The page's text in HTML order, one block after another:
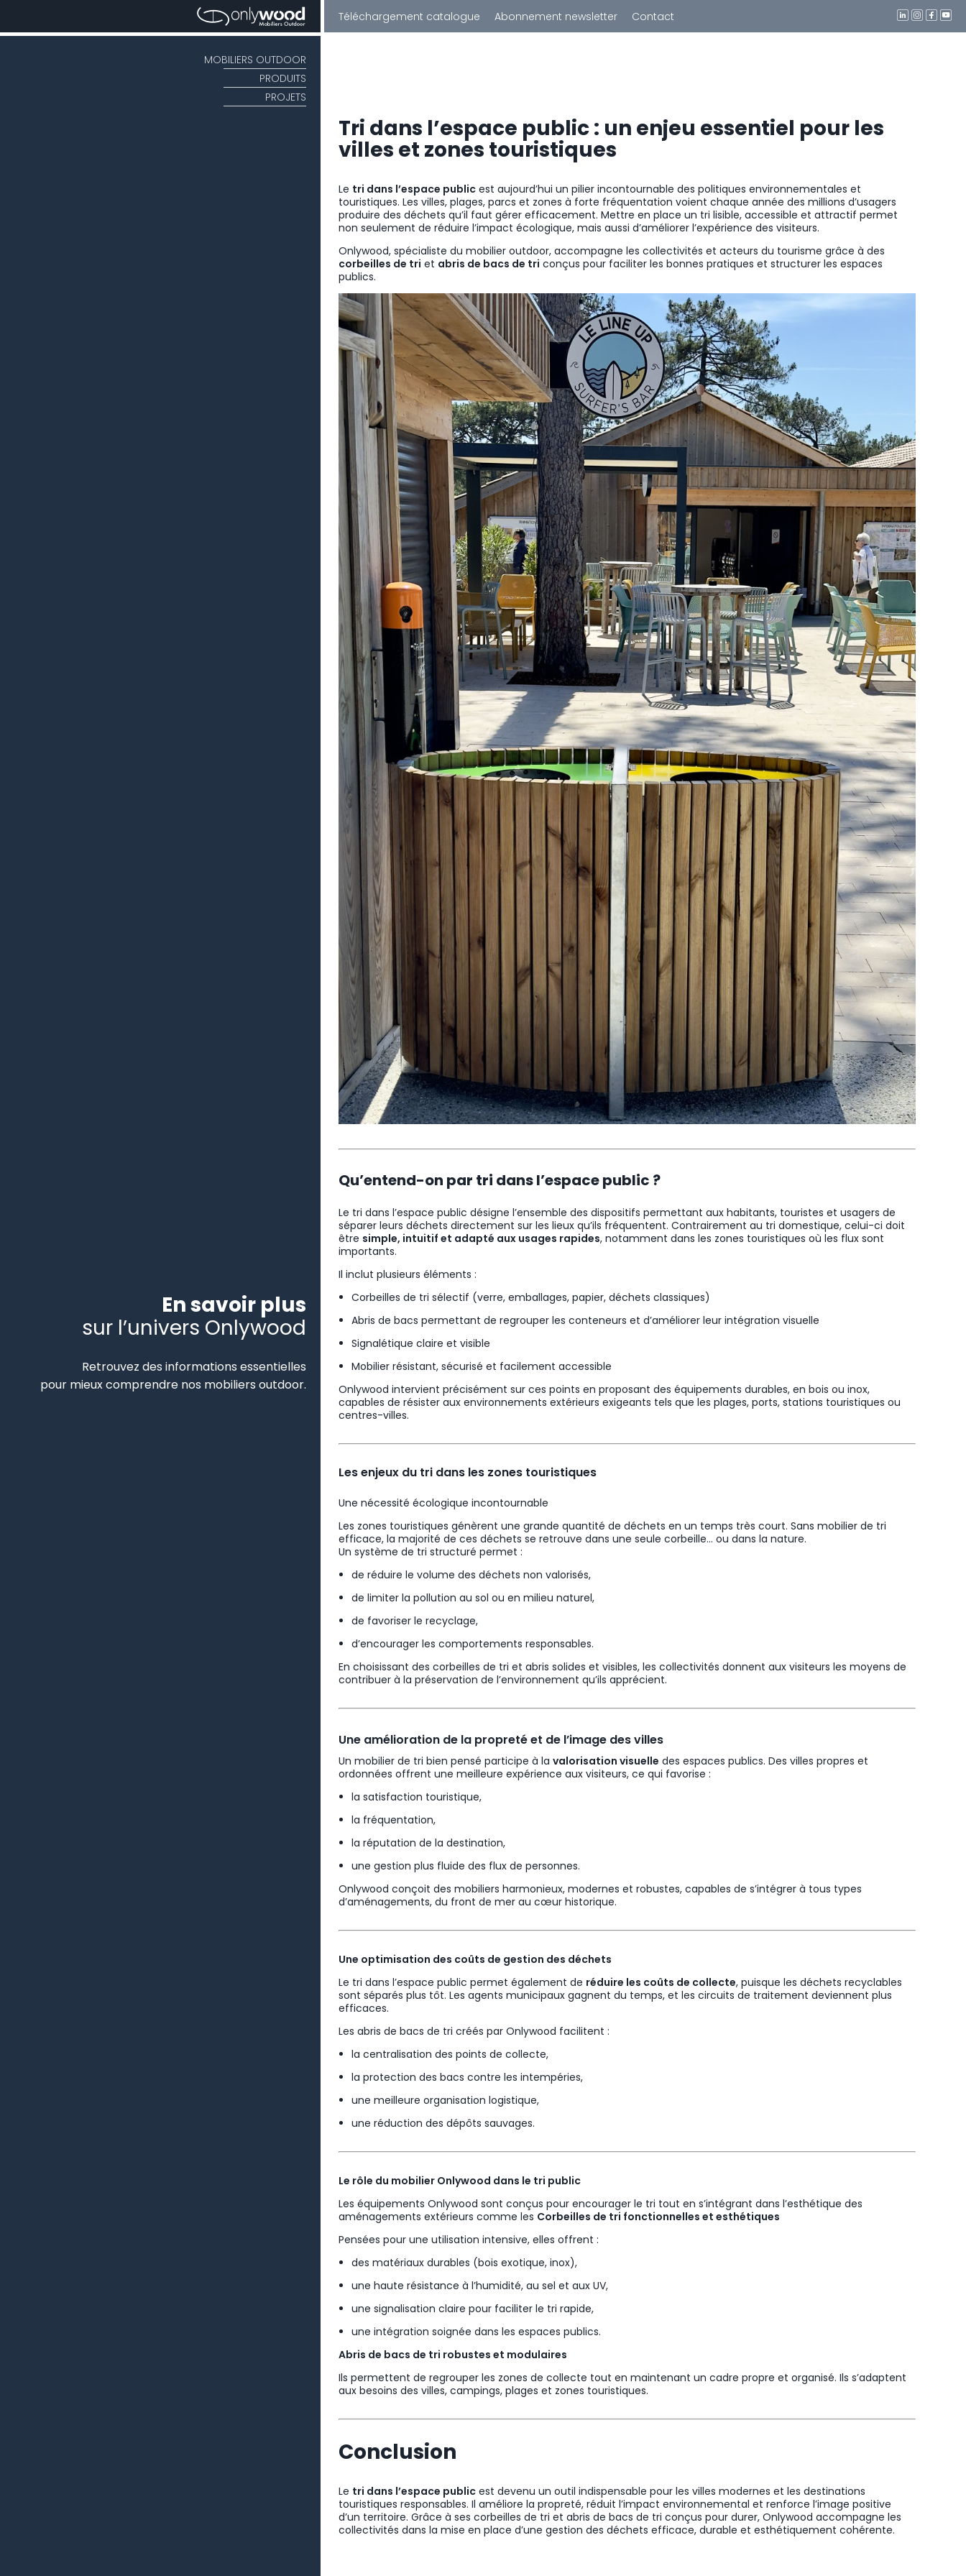
Téléchargement catalogue Abonnement newsletter Contact
En savoir plus
sur l’univers Onlywood
Retrouvez des informations essentielles
pour mieux comprendre nos mobiliers outdoor.
MOBILIERS OUTDOOR
PRODUITS
PROJETS
Tri dans l’espace public : un enjeu essentiel pour les
villes et zones touristiques
Le tri dans l’espace public est aujourd’hui un pilier incontournable des politiques environnementales et
touristiques. Les villes, plages, parcs et zones à forte fréquentation voient chaque année des millions d’usagers
produire des déchets qu’il faut gérer efficacement. Mettre en place un tri lisible, accessible et attractif permet
non seulement de réduire l’impact écologique, mais aussi d’améliorer l’expérience des visiteurs.
Onlywood, spécialiste du mobilier outdoor, accompagne les collectivités et acteurs du tourisme grâce à des
corbeilles de tri et abris de bacs de tri conçus pour faciliter les bonnes pratiques et structurer les espaces
publics.
Qu’entend-on par tri dans l’espace public ?
Le tri dans l’espace public désigne l’ensemble des dispositifs permettant aux habitants, touristes et usagers de
séparer leurs déchets directement sur les lieux qu’ils fréquentent. Contrairement au tri domestique, celui-ci doit
être simple, intuitif et adapté aux usages rapides, notamment dans les zones touristiques où les flux sont
importants.
Il inclut plusieurs éléments :
Corbeilles de tri sélectif (verre, emballages, papier, déchets classiques)
Abris de bacs permettant de regrouper les conteneurs et d’améliorer leur intégration visuelle
Signalétique claire et visible
Mobilier résistant, sécurisé et facilement accessible
Onlywood intervient précisément sur ces points en proposant des équipements durables, en bois ou inox,
capables de résister aux environnements extérieurs exigeants tels que les plages, ports, stations touristiques ou
centres-villes.
Les enjeux du tri dans les zones touristiques
Une nécessité écologique incontournable
Les zones touristiques génèrent une grande quantité de déchets en un temps très court. Sans mobilier de tri
efficace, la majorité de ces déchets se retrouve dans une seule corbeille… ou dans la nature.
Un système de tri structuré permet :
de réduire le volume des déchets non valorisés,
de limiter la pollution au sol ou en milieu naturel,
de favoriser le recyclage,
d’encourager les comportements responsables.
En choisissant des corbeilles de tri et abris solides et visibles, les collectivités donnent aux visiteurs les moyens de
contribuer à la préservation de l’environnement qu’ils apprécient.
Une amélioration de la propreté et de l’image des villes
Un mobilier de tri bien pensé participe à lavalorisation visuelle des espaces publics. Des villes propres et
ordonnées offrent une meilleure expérience aux visiteurs, ce qui favorise :
la satisfaction touristique,
la fréquentation,
la réputation de la destination,
une gestion plus fluide des flux de personnes.
Onlywood conçoit des mobiliers harmonieux, modernes et robustes, capables de s’intégrer à tous types
d’aménagements, du front de mer au cœur historique.
Une optimisation des coûts de gestion des déchets
Le tri dans l’espace public permet également de réduire les coûts de collecte, puisque les déchets recyclables
sont séparés plus tôt. Les agents municipaux gagnent du temps, et les circuits de traitement deviennent plus
efficaces.
Les abris de bacs de tri créés par Onlywood facilitent :
la centralisation des points de collecte,
la protection des bacs contre les intempéries,
une meilleure organisation logistique,
une réduction des dépôts sauvages.
Le rôle du mobilier Onlywood dans le tri public
Les équipements Onlywood sont conçus pour encourager le tri tout en s’intégrant dans l’esthétique des
aménagements extérieurs comme les Corbeilles de tri fonctionnelles et esthétiques
Pensées pour une utilisation intensive, elles offrent :
des matériaux durables (bois exotique, inox),
une haute résistance à l’humidité, au sel et aux UV,
une signalisation claire pour faciliter le tri rapide,
une intégration soignée dans les espaces publics.
Abris de bacs de tri robustes et modulaires
Ils permettent de regrouper les zones de collecte tout en maintenant un cadre propre et organisé. Ils s’adaptent
aux besoins des villes, campings, plages et zones touristiques.
Conclusion
Le tri dans l’espace public est devenu un outil indispensable pour les villes modernes et les destinations
touristiques responsables. Il améliore la propreté, réduit l’impact environnemental et renforce l’image positive
d’un territoire. Grâce à ses corbeilles de tri et abris de bacs de tri conçus pour durer, Onlywood accompagne les
collectivités dans la mise en place d’une gestion des déchets efficace, durable et esthétiquement cohérente.